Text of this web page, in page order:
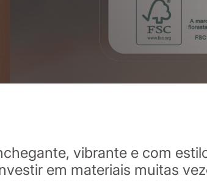
vibrante e com
em materiais muitas